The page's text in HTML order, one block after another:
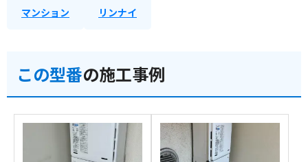
マンション リンナイ
この型番の施工事例